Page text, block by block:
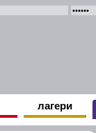
лагери